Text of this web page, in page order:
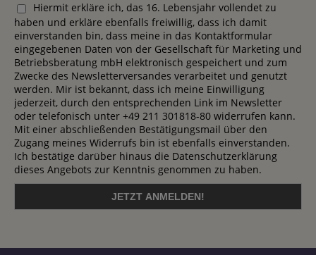
Hiermit erkläre ich, das 16. Lebensjahr vollendet zu
haben und erkläre ebenfalls freiwillig, dass ich damit
einverstanden bin, dass meine in das Kontaktformular
eingegebenen Daten von der Gesellschaft für Marketing und
Betriebsberatung mbH elektronisch gespeichert und zum
Zwecke des Newsletterversandes verarbeitet und genutzt
werden. Mir ist bekannt, dass ich meine Einwilligung
jederzeit, durch den entsprechenden Link im Newsletter
oder telefonisch unter +49 211 301818-80 widerrufen kann.
Mit einer abschließenden Bestätigungsmail über den
Zugang meines Widerrufs bin ist ebenfalls einverstanden.
Ich bestätige darüber hinaus die Datenschutzerklärung
dieses Angebots zur Kenntnis genommen zu haben.